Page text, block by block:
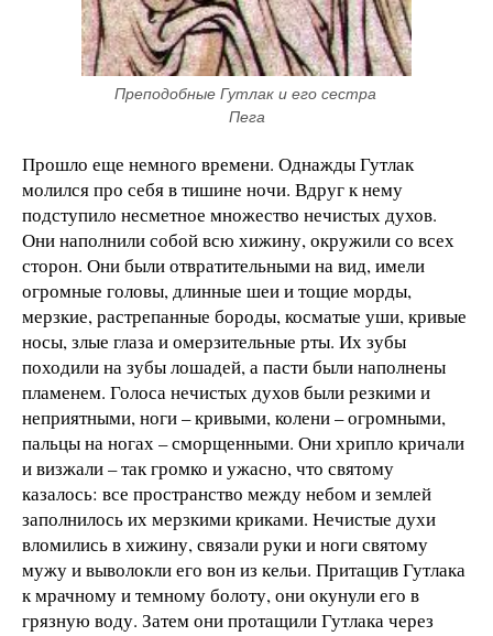
Преподобные Гутлак и его сестра
Пега
Прошло еще немного времени. Однажды Гутлак
молился про себя в тишине ночи. Вдруг к нему
подступило несметное множество нечистых духов.
Они наполнили собой всю хижину, окружили со всех
сторон. Они были отвратительными на вид, имели
огромные головы, длинные шеи и тощие морды,
мерзкие, растрепанные бороды, косматые уши, кривые
носы, злые глаза и омерзительные рты. Их зубы
походили на зубы лошадей, а пасти были наполнены
пламенем. Голоса нечистых духов были резкими и
неприятными, ноги – кривыми, колени – огромными,
пальцы на ногах – сморщенными. Они хрипло кричали
и визжали – так громко и ужасно, что святому
казалось: все пространство между небом и землей
заполнилось их мерзкими криками. Нечистые духи
вломились в хижину, связали руки и ноги святому
мужу и выволокли его вон из кельи. Притащив Гутлака
к мрачному и темному болоту, они окунули его в
грязную воду. Затем они протащили Гутлака через